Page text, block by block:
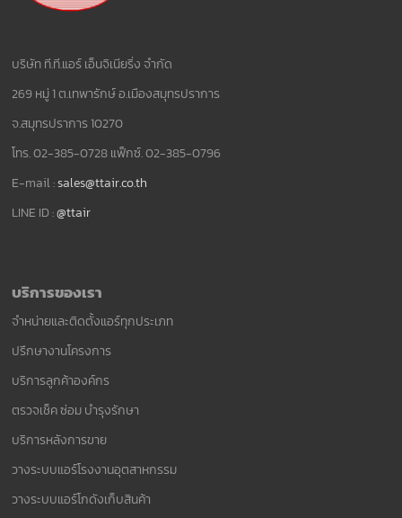
บริษัท ที.ที.แอร์ เอ็นจิเนียริ่ง จำกัด
269 หมู่ 1 ต.เทพารักษ์ อ.เมืองสมุทรปราการ
จ.สมุทรปราการ 10270
โทร. 02-385-0728 แฟ็กซ์. 02-385-0796
E-mail :sales@ttair.co.th
LINE ID :@ttair
บริการของเรา
จำหน่ายและติดตั้งแอร์ทุกประเภท
ปรึกษางานโครงการ
บริการลูกค้าองค์กร
ตรวจเช็ค ซ่อม บำรุงรักษา
บริการหลังการขาย
วางระบบแอร์โรงงานอุตสาหกรรม
วางระบบแอร์โกดังเก็บสินค้า